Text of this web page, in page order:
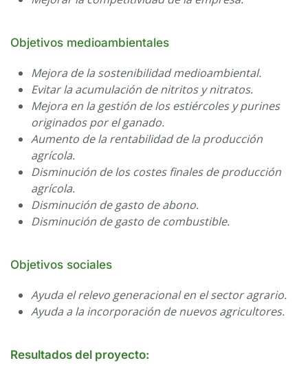
Objetivos medioambientales
Mejora de la sostenibilidad medioambiental.
Evitar la acumulación de nitritos y nitratos.
Mejora en la gestión de los estiércoles y purines
originados por el ganado.
Aumento de la rentabilidad de la producción
agrícola.
Disminución de los costes finales de producción
agrícola.
Disminución de gasto de abono.
Disminución de gasto de combustible.
Objetivos sociales
Ayuda el relevo generacional en el sector agrario.
Ayuda a la incorporación de nuevos agricultores.
Resultados del proyecto: